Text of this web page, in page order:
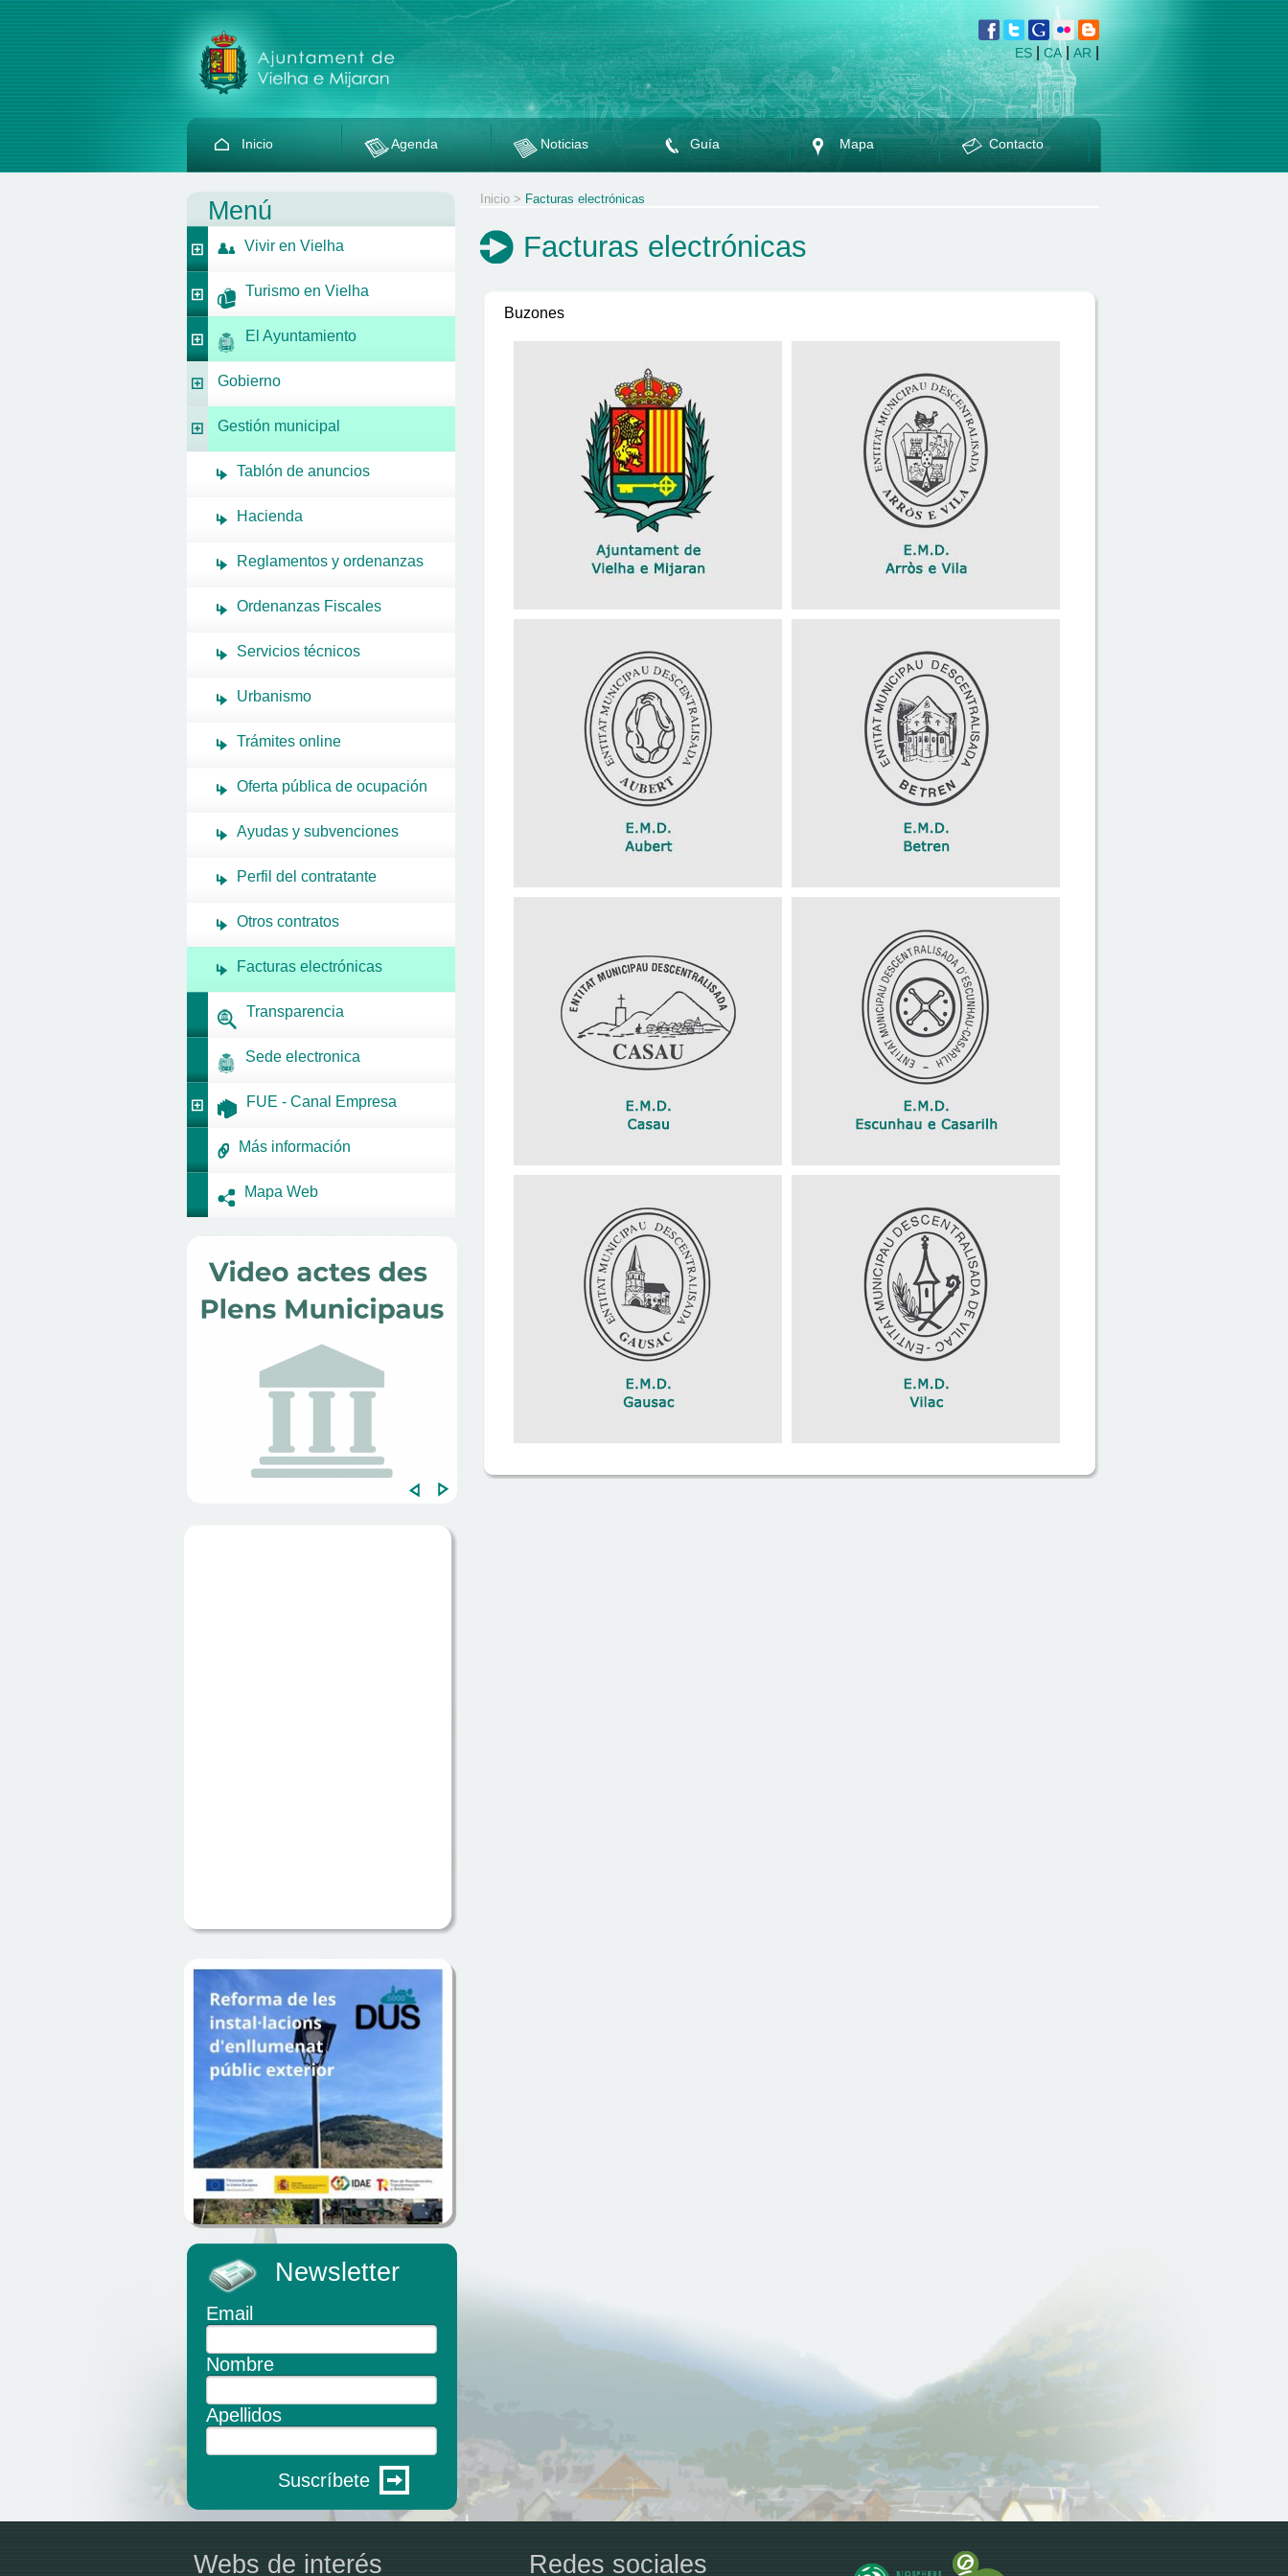
ES CA | AR
Inicio Agenda Noticias Guía Mapa Contacto
Menú
Vivir en Vielha
Turismo en Vielha
El Ayuntamiento
Gobierno
Gestión municipal
Tablón de anuncios
Hacienda
Reglamentos y ordenanzas
Ordenanzas Fiscales
Servicios técnicos
Urbanismo
Trámites online
Oferta pública de ocupación
Ayudas y subvenciones
Perfil del contratante
Otros contratos
Facturas electrónicas
Transparencia
Sede electronica
FUE - Canal Empresa
Más información
Mapa Web
Newsletter
Email
Nombre
Apellidos
Suscríbete
Inicio > Facturas electrónicas
Facturas electrónicas
Buzones
Webs de interés Redes sociales